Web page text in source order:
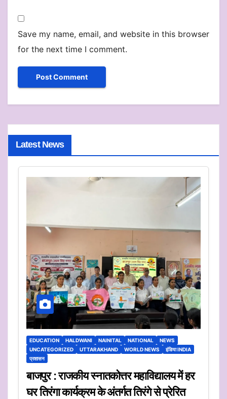
Save my name, email, and website in this browser
for the next time I comment.
Latest News
EDUCATION HALDWANI NAINITAL NATIONAL
NEWS
UNCATEGORIZED
UTTARAKHAND WORLD NEWS
इंडिया INDIA
प्रशासन
बाजपुर : राजकीय स्नातकोत्तर महाविद्यालय में हर
घर तिरंगा कार्यक्रम के अंतर्गत तिरंगे से प्रेरित